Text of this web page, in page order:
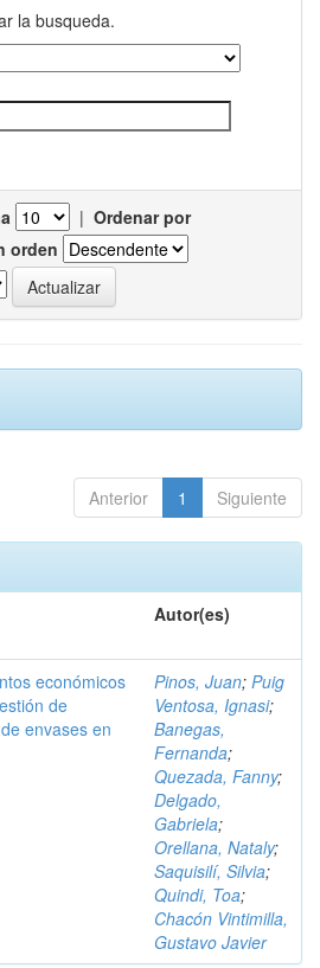
la busqueda.
| Ordenar por
orden
Anterior 1 Siguiente
Autor(es)
económicos
de
envases en
Pinos, Juan; Puig
Ventosa, Ignasi;
Banegas,
Fernanda;
Quezada, Fanny;
Delgado,
Gabriela;
Orellana, Nataly;
Saquisilí, Silvia;
Quindi, Toa;
Chacón Vintimilla,
Gustavo Javier